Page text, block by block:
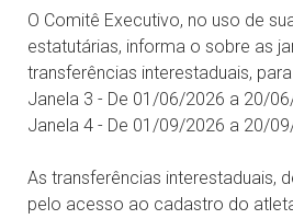
O Comitê Executivo, no uso de
estatutárias, informa o sobre as
transferências interestaduais,
Janela 3 - De 01/06/2026 a 20/
Janela 4 - De 01/09/2026 a 20/
As transferências interestaduais,
pelo acesso ao cadastro do